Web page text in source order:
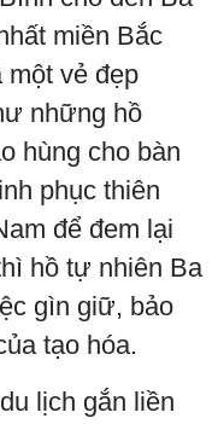
miền Bắc
một vẻ đẹp
những hồ
hùng cho bàn
phục thiên
để đem lại
hồ tự nhiên Ba
gìn giữ, bảo
tạo hóa.
lịch gắn liền